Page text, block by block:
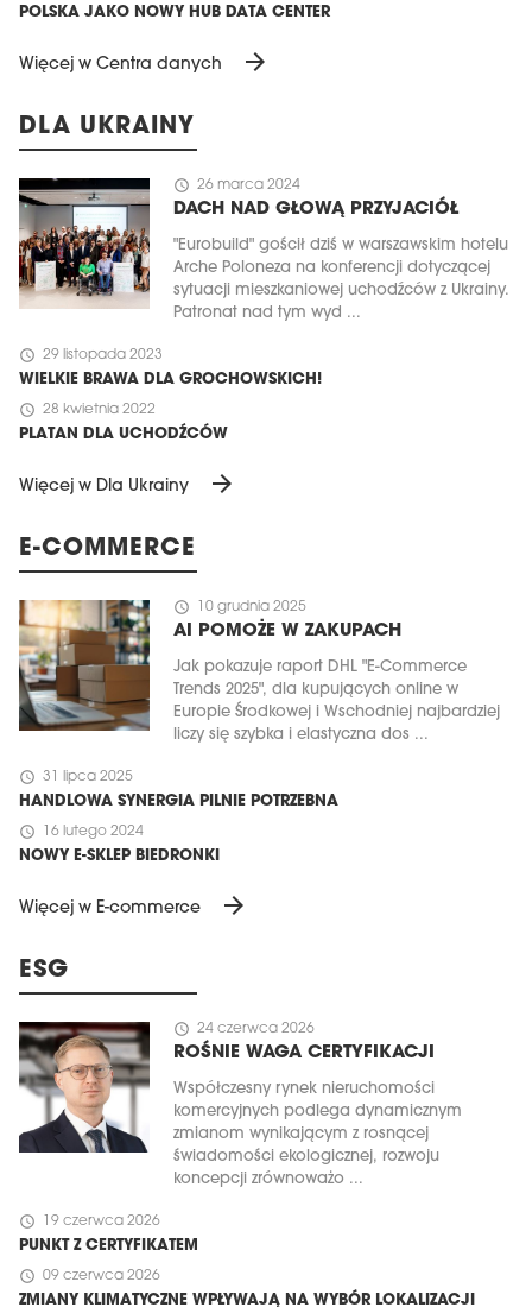
POLSKA JAKO NOWY HUB DATA CENTER
Więcej w Centra danych arrow_forward
DLA UKRAINY
schedule 26 marca 2024
DACH NAD GŁOWĄ PRZYJACIÓŁ
"Eurobuild" gościł dziś w warszawskim hotelu
Arche Poloneza na konferencji dotyczącej
sytuacji mieszkaniowej uchodźców z Ukrainy.
Patronat nad tym wyd ...
schedule 29 listopada 2023
WIELKIE BRAWA DLA GROCHOWSKICH!
schedule 28 kwietnia 2022
PLATAN DLA UCHODŹCÓW
Więcej w Dla Ukrainy arrow_forward
E-COMMERCE
schedule 10 grudnia 2025
AI POMOŻE W ZAKUPACH
Jak pokazuje raport DHL "E-Commerce
Trends 2025", dla kupujących online w
Europie Środkowej i Wschodniej najbardziej
liczy się szybka i elastyczna dos ...
schedule 31 lipca 2025
HANDLOWA SYNERGIA PILNIE POTRZEBNA
schedule 16 lutego 2024
NOWY E-SKLEP BIEDRONKI
Więcej w E-commerce arrow_forward
ESG
schedule 24 czerwca 2026
ROŚNIE WAGA CERTYFIKACJI
Współczesny rynek nieruchomości
komercyjnych podlega dynamicznym
zmianom wynikającym z rosnącej
świadomości ekologicznej, rozwoju
koncepcji zrównoważo ...
schedule 19 czerwca 2026
PUNKT Z CERTYFIKATEM
schedule 09 czerwca 2026
ZMIANY KLIMATYCZNE WPŁYWAJĄ NA WYBÓR LOKALIZACJI